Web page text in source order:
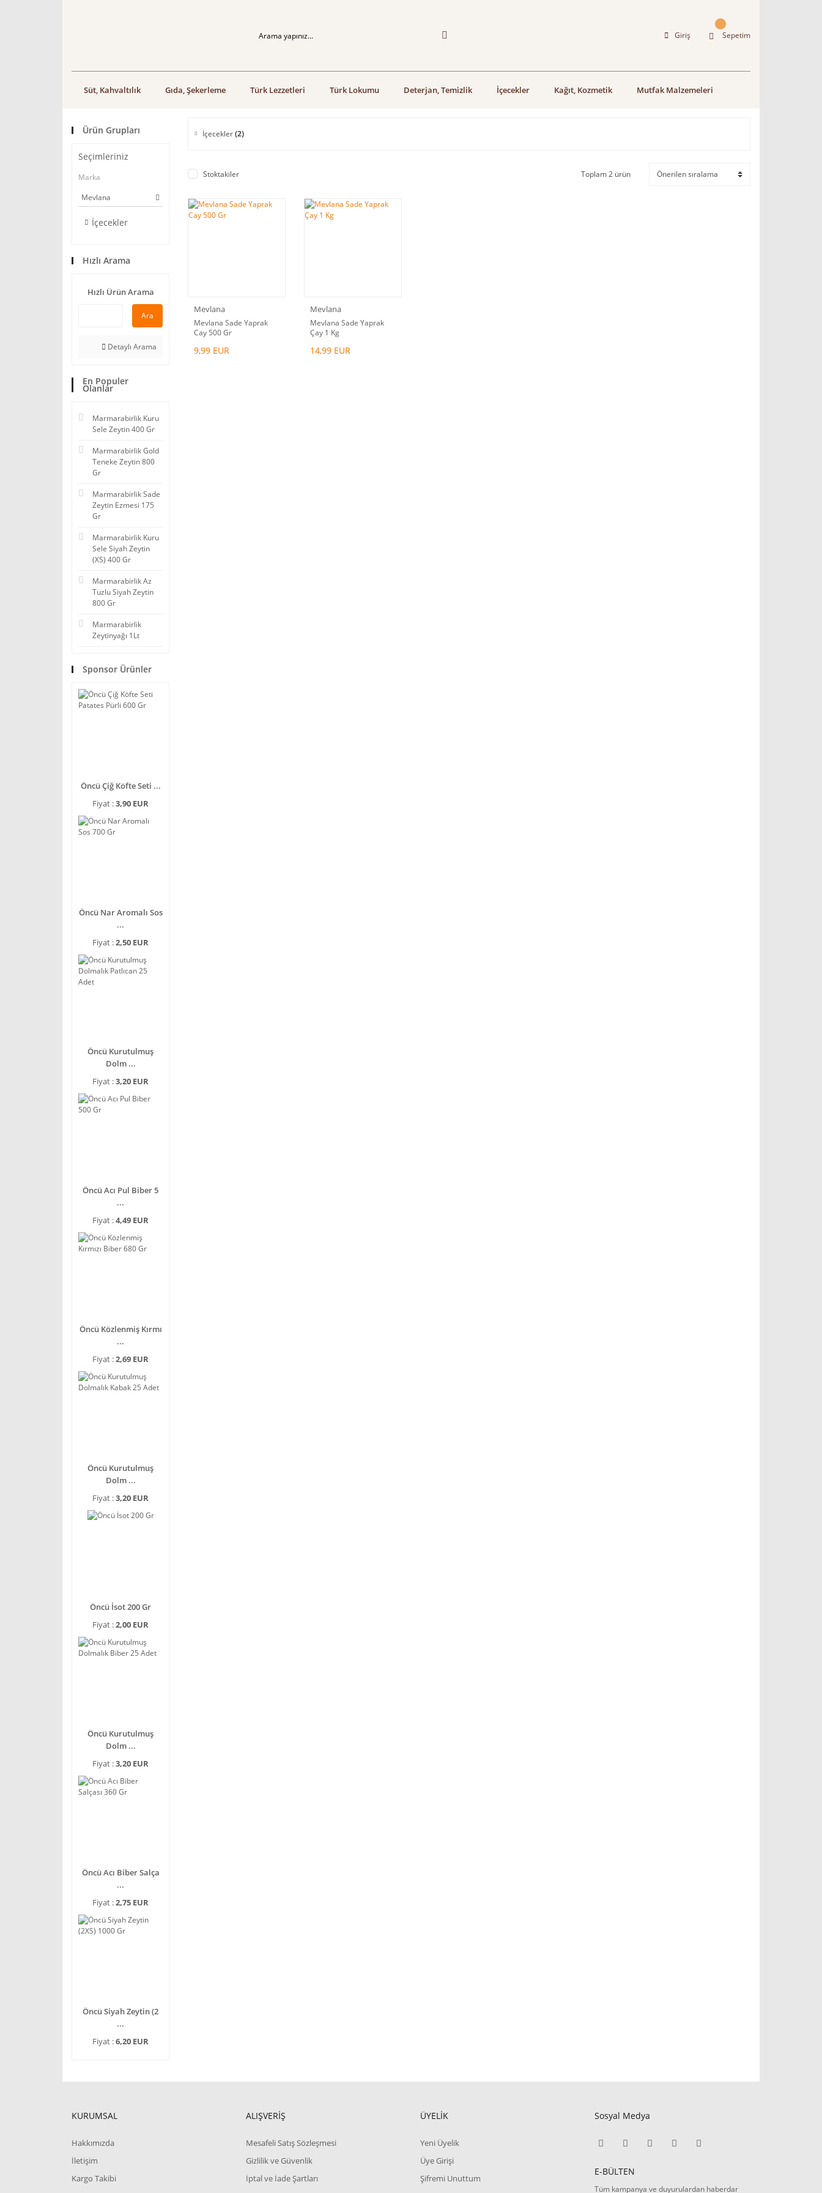
Giriş Sepetim
Süt, Kahvaltılık Gıda, Şekerleme Türk Lezzetleri Türk Lokumu Deterjan, Temizlik İçecekler Kağıt, Kozmetik Mutfak Malzemeleri
Ürün Grupları
Seçimleriniz
Marka
Mevlana
İçecekler
Hızlı Arama
Hızlı Ürün Arama
Ara
Detaylı Arama
En Populer
Olanlar
Marmarabirlik Kuru
Sele Zeytin 400 Gr
Marmarabirlik Gold
Teneke Zeytin 800
Gr
Marmarabirlik Sade
Zeytin Ezmesi 175
Gr
Marmarabirlik Kuru
Sele Siyah Zeytin
(XS) 400 Gr
Marmarabirlik Az
Tuzlu Siyah Zeytin
800 Gr
Marmarabirlik
Zeytinyağı 1Lt
Sponsor Ürünler
Öncü Çiğ Köfte Seti ...
Fiyat :3,90 EUR
Öncü Nar Aromalı Sos
...
Fiyat :2,50 EUR
Öncü Kurutulmuş
Dolm ...
Fiyat :3,20 EUR
Öncü Acı Pul Biber 5
...
Fiyat :4,49 EUR
Öncü Közlenmiş Kırmı
...
Fiyat :2,69 EUR
Öncü Kurutulmuş
Dolm ...
Fiyat :3,20 EUR
Öncü İsot 200 Gr
Fiyat :2,00 EUR
Öncü Kurutulmuş
Dolm ...
Fiyat :3,20 EUR
Öncü Acı Biber Salça
...
Fiyat :2,75 EUR
Öncü Siyah Zeytin (2
...
Fiyat :6,20 EUR
İçecekler(2)
Stoktakiler Toplam 2 ürün
Mevlana
Mevlana Sade Yaprak
Cay 500 Gr
9,99 EUR
Mevlana
Mevlana Sade Yaprak
Çay 1 Kg
14,99 EUR
KURUMSAL
Hakkımızda
İletişim
Kargo Takibi
ALIŞVERİŞ
Mesafeli Satış Sözleşmesi
Gizlilik ve Güvenlik
İptal ve İade Şartları
ÜYELİK
Yeni Üyelik
Üye Girişi
Şifremi Unuttum
Sosyal Medya
E-BÜLTEN
Tüm kampanya ve duyurulardan haberdar